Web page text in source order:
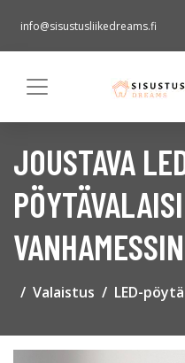
info@sisustusliikedreams.fi
JOUSTAVA
Valaistus LED-